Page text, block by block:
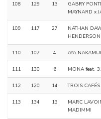
108 129 13
GABRY
MAYNARD x
109 117 27
NATHAN
HENDERSON
110 107 4 AYA
111 130 6 MONA feat.
112 120 14 TROIS
113 134 13
MARC
MADIMMI